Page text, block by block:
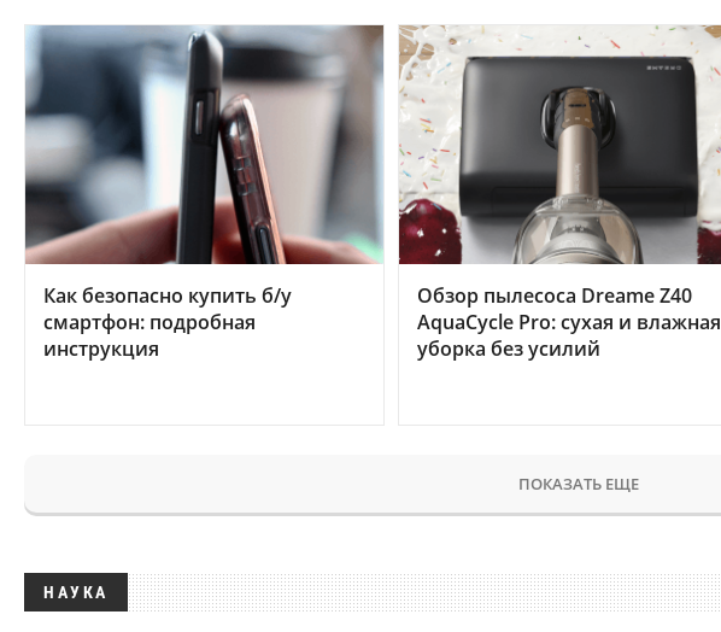
Как безопасно купить б/у
смартфон: подробная
инструкция
Обзор пылесоса Dreame Z40
AquaCycle Pro: сухая и влажная
уборка без усилий
ПОКАЗАТЬ ЕЩЕ
НАУКА